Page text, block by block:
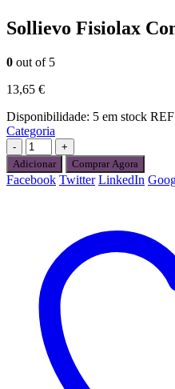
Sollievo Fisiolax
0 out of 5
13,65 €
Disponibilidade: 5 em stock
Categoria
-
+
Adicionar
Comprar Agora
Facebook Twitter LinkedIn